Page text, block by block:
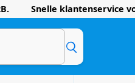
Snelle